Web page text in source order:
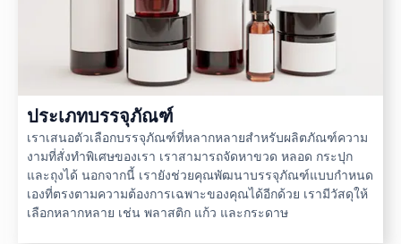
ประเภทบรรจุภัณฑ์
เราเสนอตัวเลือกบรรจุภัณฑ์ที่หลากหลายสำหรับผลิตภัณฑ์ความ
งามที่สั่งทำพิเศษของเรา เราสามารถจัดหาขวด หลอด กระปุก
และถุงได้ นอกจากนี้ เรายังช่วยคุณพัฒนาบรรจุภัณฑ์แบบกำหนด
เองที่ตรงตามความต้องการเฉพาะของคุณได้อีกด้วย เรามีวัสดุให้
เลือกหลากหลาย เช่น พลาสติก แก้ว และกระดาษ